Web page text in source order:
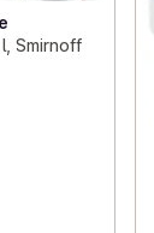
Smirnoff